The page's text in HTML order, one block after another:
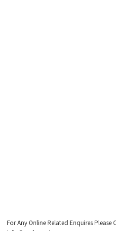
For Any Online Related Enquires Please